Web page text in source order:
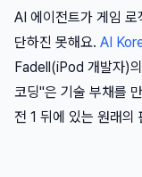
AI 에이전트가 게임
단하진 못해요. AI
Fadell(iPod 개발자)
코딩"은 기술 부채를
전 1 뒤에 있는 원래의